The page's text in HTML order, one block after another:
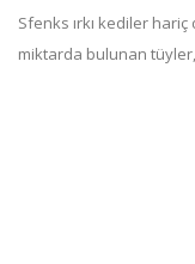
Sfenks ırkı kediler
miktarda bulunan tüyler,